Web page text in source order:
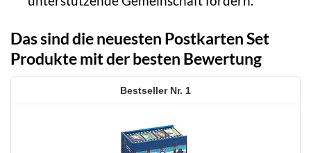
Das sind die neuesten Postkarten Set
Produkte mit der besten Bewertung
1